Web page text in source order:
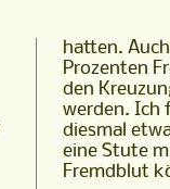
hatten.
Prozenten
den
werden. Ich
diesmal
eine Stute
Fremdblut